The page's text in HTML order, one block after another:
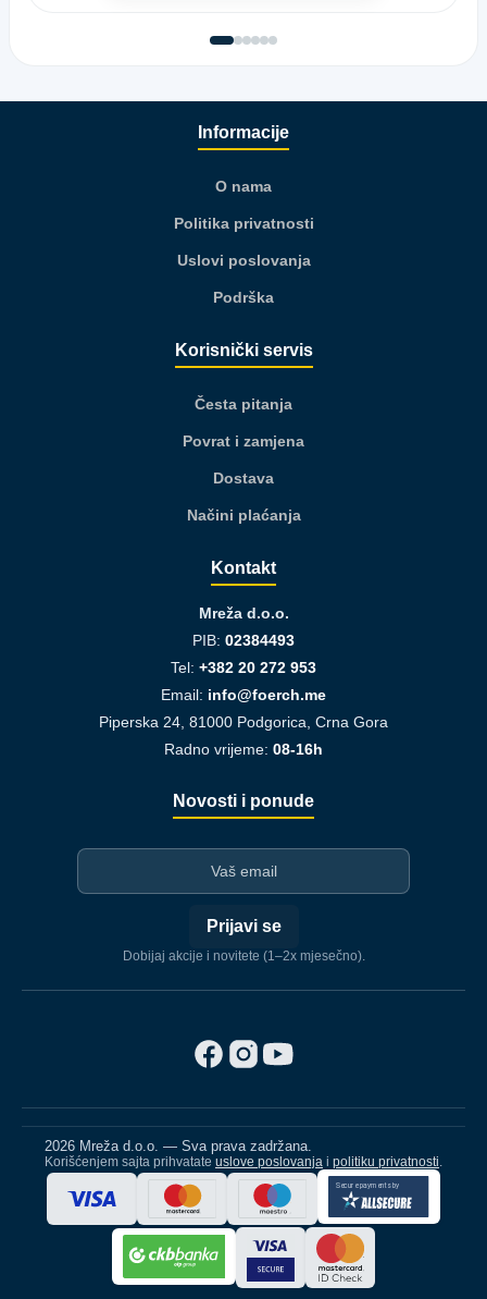
Informacije
O nama
Politika privatnosti
Uslovi poslovanja
Podrška
Korisnički servis
Česta pitanja
Povrat i zamjena
Dostava
Načini plaćanja
Kontakt
Mreža d.o.o.
PIB: 02384493
Tel: +382 20 272 953
Email: info@foerch.me
Piperska 24, 81000 Podgorica, Crna Gora
Radno vrijeme: 08-16h
Novosti i ponude
Prijavi se
Dobijaj akcije i novitete (1–2x mjesečno).
2026 Mreža d.o.o. — Sva prava zadržana.
Korišćenjem sajta prihvatate uslove poslovanja i politiku privatnosti.